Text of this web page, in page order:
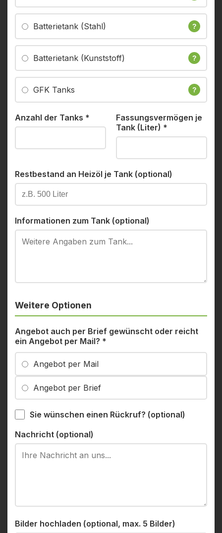
Batterietank (Stahl) ?
Batterietank (Kunststoff) ?
GFK Tanks ?
Anzahl der Tanks *
Fassungsvermögen je
Tank (Liter) *
Restbestand an Heizöl je Tank (optional)
Informationen zum Tank (optional)
Weitere Optionen
Angebot auch per Brief gewünscht oder reicht
ein Angebot per Mail? *
Angebot per Mail
Angebot per Brief
Sie wünschen einen Rückruf? (optional)
Nachricht (optional)
Bilder hochladen (optional, max. 5 Bilder)